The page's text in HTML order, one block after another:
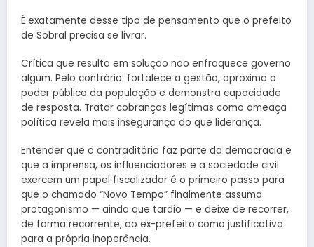
É exatamente desse tipo de pensamento que o prefeito
de Sobral precisa se livrar.
Crítica que resulta em solução não enfraquece governo
algum. Pelo contrário: fortalece a gestão, aproxima o
poder público da população e demonstra capacidade
de resposta. Tratar cobranças legítimas como ameaça
política revela mais insegurança do que liderança.
Entender que o contraditório faz parte da democracia e
que a imprensa, os influenciadores e a sociedade civil
exercem um papel fiscalizador é o primeiro passo para
que o chamado “Novo Tempo” finalmente assuma
protagonismo — ainda que tardio — e deixe de recorrer,
de forma recorrente, ao ex-prefeito como justificativa
para a própria inoperância.